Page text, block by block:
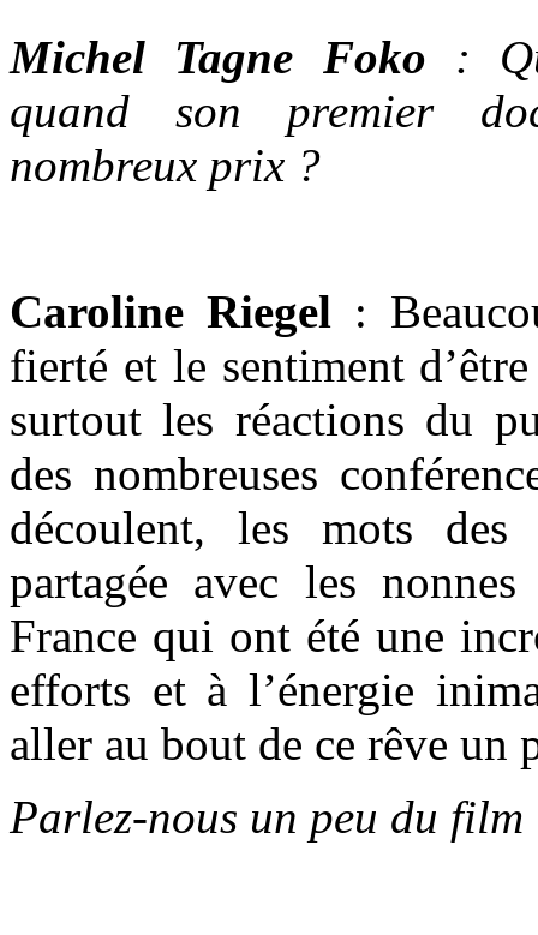
Michel Tagne Foko :
quand son premier
nombreux prix ?
Caroline Riegel :
fierté et le sentiment
surtout les réactions du
des nombreuses
découlent, les mots
partagée avec les
France qui ont été une
efforts et à l’énergie
aller au bout de ce rêve un
Parlez-nous un peu du film